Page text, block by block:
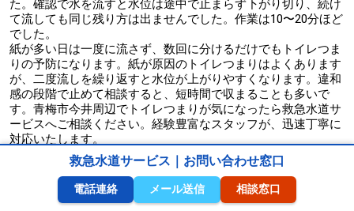
た。確認で水を流すと水位は途中で止まらず下がり切り、続け
て流しても同じ残り方は出ませんでした。作業は10〜20分ほど
でした。
紙が多い日は一度に流さず、数回に分けるだけでもトイレつま
りの予防になります。紙が原因のトイレつまりはよくあります
が、二度流しを繰り返すと水位が上がりやすくなります。違和
感の段階で止めて相談すると、短時間で収まることも多いで
す。青梅市今井周辺でトイレつまりが気になったら救急水道サ
ービスへご相談ください。経験豊富なスタッフが、迅速丁寧に
対応いたします。
救急水道サービス｜お問い合わせ窓口
電話連絡 メール送信 相談窓口